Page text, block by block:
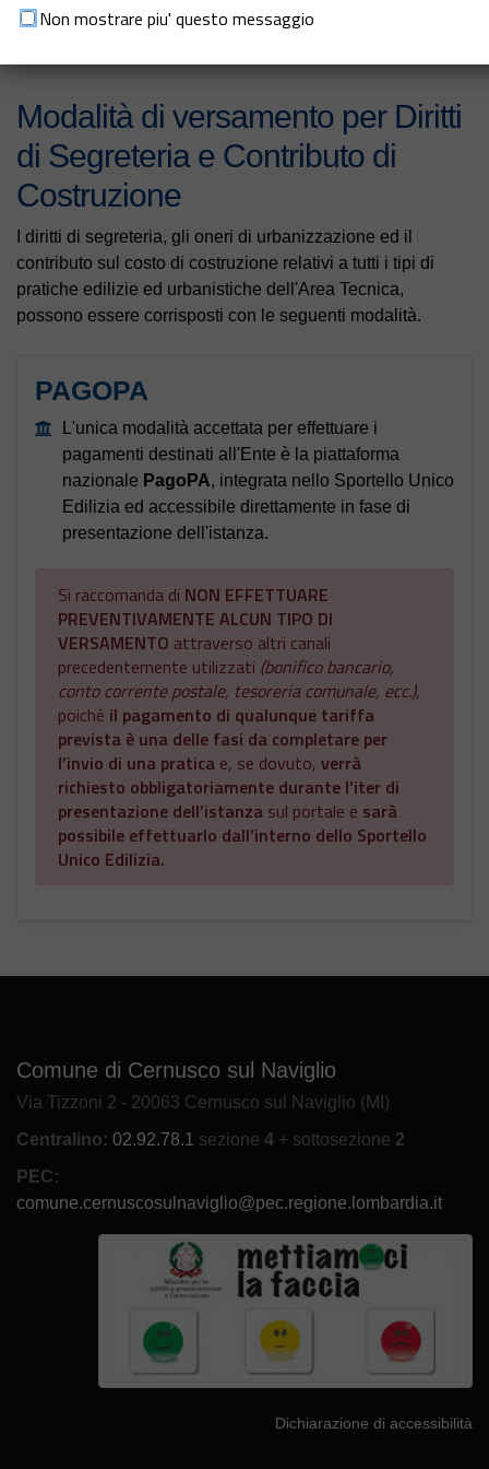
Modalità di versamento per Diritti
di Segreteria e Contributo di
Costruzione
I diritti di segreteria, gli oneri di urbanizzazione ed il
contributo sul costo di costruzione relativi a tutti i tipi di
pratiche edilizie ed urbanistiche dell'Area Tecnica,
possono essere corrisposti con le seguenti modalità.
PAGOPA
L'unica modalità accettata per effettuare i
pagamenti destinati all'Ente è la piattaforma
nazionale PagoPA, integrata nello Sportello Unico
Edilizia ed accessibile direttamente in fase di
presentazione dell'istanza.
Si raccomanda di NON EFFETTUARE
PREVENTIVAMENTE ALCUN TIPO DI
VERSAMENTO attraverso altri canali
precedentemente utilizzati (bonifico bancario,
conto corrente postale, tesoreria comunale, ecc.),
poiché il pagamento di qualunque tariffa
prevista è una delle fasi da completare per
l’invio di una pratica e, se dovuto, verrà
richiesto obbligatoriamente durante l’iter di
presentazione dell’istanza sul portale e sarà
possibile effettuarlo dall’interno dello Sportello
Unico Edilizia.
Comune di Cernusco sul Naviglio
Via Tizzoni 2 - 20063 Cernusco sul Naviglio (MI)
Centralino: 02.92.78.1 sezione 4 + sottosezione 2
PEC:
comune.cernuscosulnaviglio@pec.regione.lombardia.it
Dichiarazione di accessibilità
Non mostrare piu' questo messaggio